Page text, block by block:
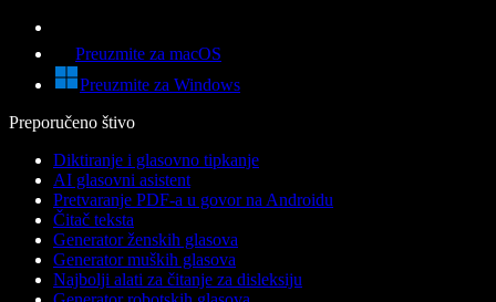
Preuzmite za macOS
Preuzmite za Windows
Preporučeno štivo
Diktiranje i glasovno tipkanje
AI glasovni asistent
Pretvaranje PDF-a u govor na Androidu
Čitač teksta
Generator ženskih glasova
Generator muških glasova
Najbolji alati za čitanje za disleksiju